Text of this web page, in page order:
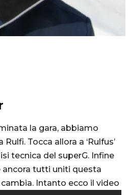
la gara, abbiamo
Tocca allora a ‘Rulfus’
tecnica del superG. Infine
ancora tutti uniti questa
cambia. Intanto ecco il video